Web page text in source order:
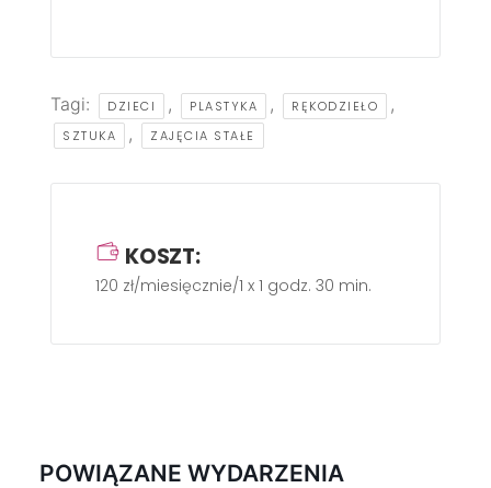
Tagi: DZIECI , PLASTYKA , RĘKODZIEŁO ,
SZTUKA , ZAJĘCIA STAŁE
KOSZT:
120 zł/miesięcznie/1 x 1 godz. 30 min.
POWIĄZANE WYDARZENIA